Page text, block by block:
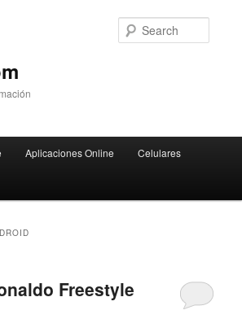
Aplicaciones Online Celulares
Freestyle